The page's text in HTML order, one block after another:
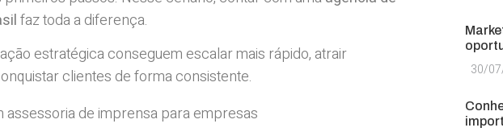
faz toda a diferença.
estratégica conseguem escalar mais rápido, atrair
clientes de forma consistente.
30/